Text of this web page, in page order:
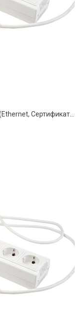
Генератор шума Покров, исполнение 2 (Ethernet, Сертификат ФСТЭК)